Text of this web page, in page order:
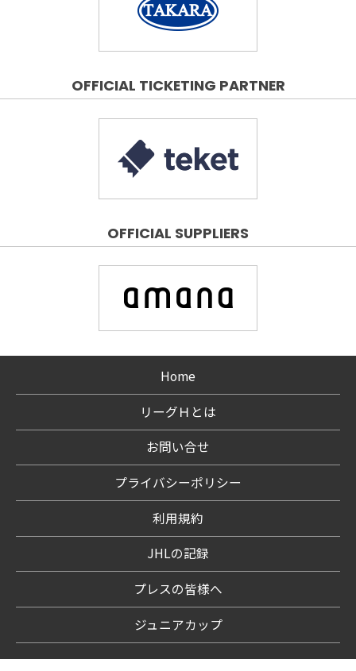
OFFICIAL TICKETING PARTNER
OFFICIAL SUPPLIERS
Home
リーグＨとは
お問い合せ
プライバシーポリシー
利用規約
JHLの記録
プレスの皆様へ
ジュニアカップ